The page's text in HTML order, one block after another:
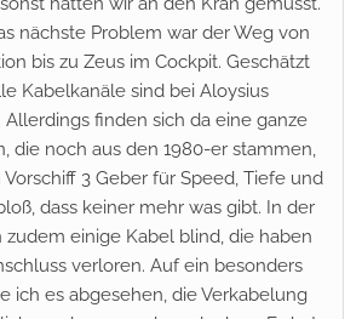
nächste Problem war der Weg von
bis zu Zeus im Cockpit. Geschätzt
Kabelkanäle sind bei Aloysius
finden sich da eine ganze
die noch aus den 1980-er stammen,
3 Geber für Speed, Tiefe und
dass keiner mehr was gibt. In der
zudem einige Kabel blind, die haben
verloren. Auf ein besonders
ich es abgesehen, die Verkabelung